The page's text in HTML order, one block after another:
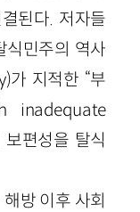
된다. 저자들
식민주의 역사
가 지적한 “부
inadequate
편성을 탈식
방 이후 사회